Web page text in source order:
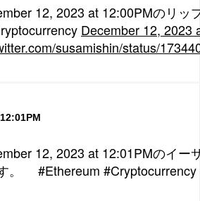
12, 2023 at 12:00PMのリッ
December 12, 2023
susamishin/status/
12, 2023 at 12:01PMのイー
。 #Ethereum #Cryptocurrency